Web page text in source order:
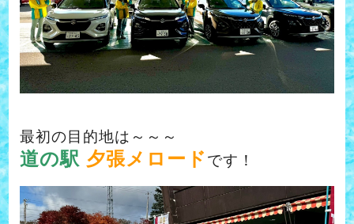
最初の目的地は～～～
道の駅 夕張メロード です！